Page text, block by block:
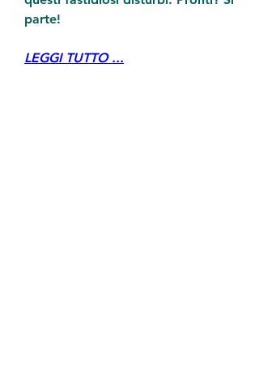
parte!
LEGGI TUTTO ...